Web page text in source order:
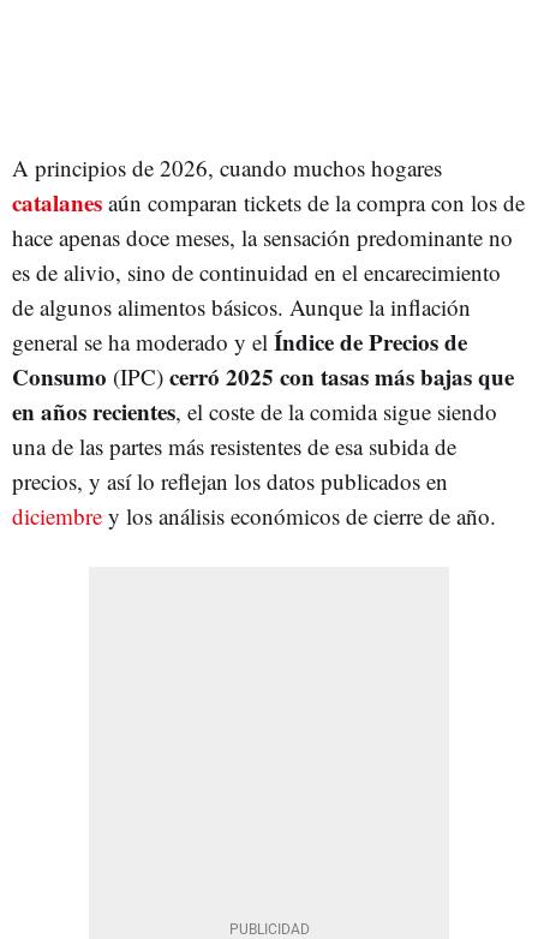
A principios de 2026, cuando muchos hogares
catalanes aún comparan tickets de la compra con los de
hace apenas doce meses, la sensación predominante no
es de alivio, sino de continuidad en el encarecimiento
de algunos alimentos básicos. Aunque la inflación
general se ha moderado y el Índice de Precios de
Consumo (IPC) cerró 2025 con tasas más bajas que
en años recientes, el coste de la comida sigue siendo
una de las partes más resistentes de esa subida de
precios, y así lo reflejan los datos publicados en
diciembre y los análisis económicos de cierre de año.